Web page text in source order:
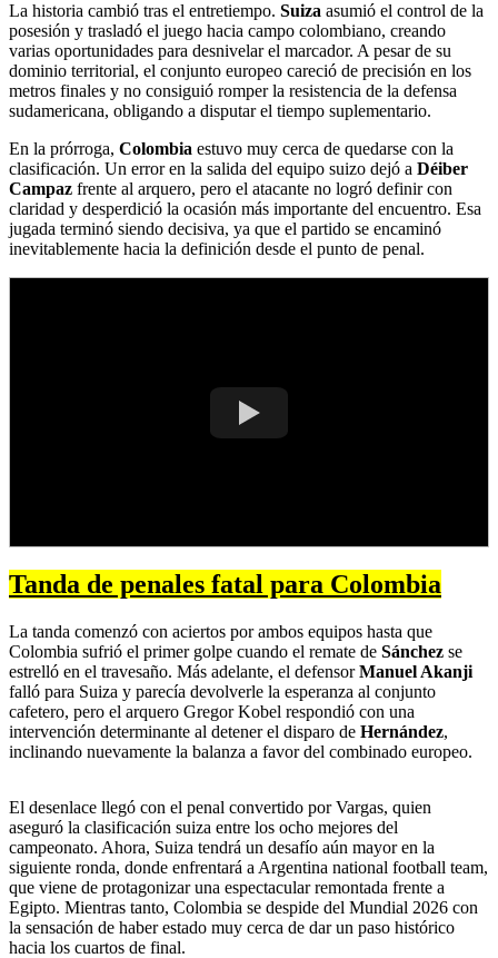
La historia cambió tras el entretiempo. Suiza asumió el control de la
posesión y trasladó el juego hacia campo colombiano, creando
varias oportunidades para desnivelar el marcador. A pesar de su
dominio territorial, el conjunto europeo careció de precisión en los
metros finales y no consiguió romper la resistencia de la defensa
sudamericana, obligando a disputar el tiempo suplementario.
En la prórroga, Colombia estuvo muy cerca de quedarse con la
clasificación. Un error en la salida del equipo suizo dejó a Déiber
Campaz frente al arquero, pero el atacante no logró definir con
claridad y desperdició la ocasión más importante del encuentro. Esa
jugada terminó siendo decisiva, ya que el partido se encaminó
inevitablemente hacia la definición desde el punto de penal.
Tanda de penales fatal para Colombia
La tanda comenzó con aciertos por ambos equipos hasta que
Colombia sufrió el primer golpe cuando el remate de Sánchez se
estrelló en el travesaño. Más adelante, el defensorManuel Akanji
falló para Suiza y parecía devolverle la esperanza al conjunto
cafetero, pero el arquero Gregor Kobel respondió con una
intervención determinante al detener el disparo de Hernández,
inclinando nuevamente la balanza a favor del combinado europeo.
El desenlace llegó con el penal convertido por Vargas, quien
aseguró la clasificación suiza entre los ocho mejores del
campeonato. Ahora, Suiza tendrá un desafío aún mayor en la
siguiente ronda, donde enfrentará a Argentina national football team,
que viene de protagonizar una espectacular remontada frente a
Egipto. Mientras tanto, Colombia se despide del Mundial 2026 con
la sensación de haber estado muy cerca de dar un paso histórico
hacia los cuartos de final.